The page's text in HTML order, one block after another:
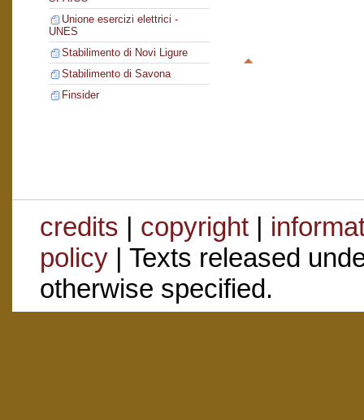
Unione esercizi elettrici -
UNES
Stabilimento di Novi Ligure
Stabilimento di Savona
Finsider
credits | copyright|
policy| Texts released
otherwise specified.